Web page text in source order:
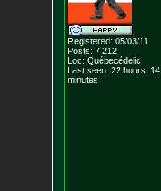
Registered: 05/03/11
Posts: 7,212
Loc: Québecédelic
Last seen: 22 hours, 14
minutes